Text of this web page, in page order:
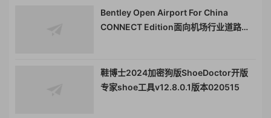
Bentley Open Airport For China
CONNECT Edition面向机场行业道路设
鞋博士2024加密狗版ShoeDoctor开版
专家shoe工具v12.8.0.1版本020515